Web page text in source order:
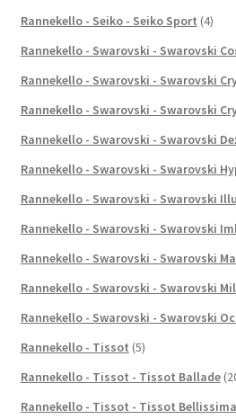
Rannekello - Seiko - Seiko Sport (4)
Rannekello - Swarovski - Swarovski
Rannekello - Swarovski - Swarovski
Rannekello - Swarovski - Swarovski
Rannekello - Swarovski - Swarovski
Rannekello - Swarovski - Swarovski
Rannekello - Swarovski - Swarovski
Rannekello - Swarovski - Swarovski
Rannekello - Swarovski - Swarovski
Rannekello - Swarovski - Swarovski
Rannekello - Swarovski - Swarovski
Rannekello - Tissot (5)
Rannekello - Tissot - Tissot Ballade
Rannekello - Tissot - Tissot Bellissima